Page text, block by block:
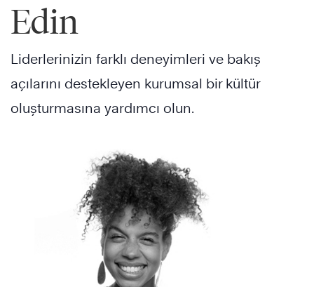
Edin
Liderlerinizin farklı deneyimleri ve bakış
açılarını destekleyen kurumsal bir kültür
oluşturmasına yardımcı olun.